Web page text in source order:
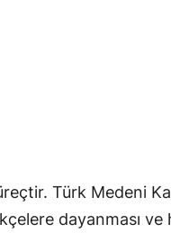
Türk Medeni
dayanması